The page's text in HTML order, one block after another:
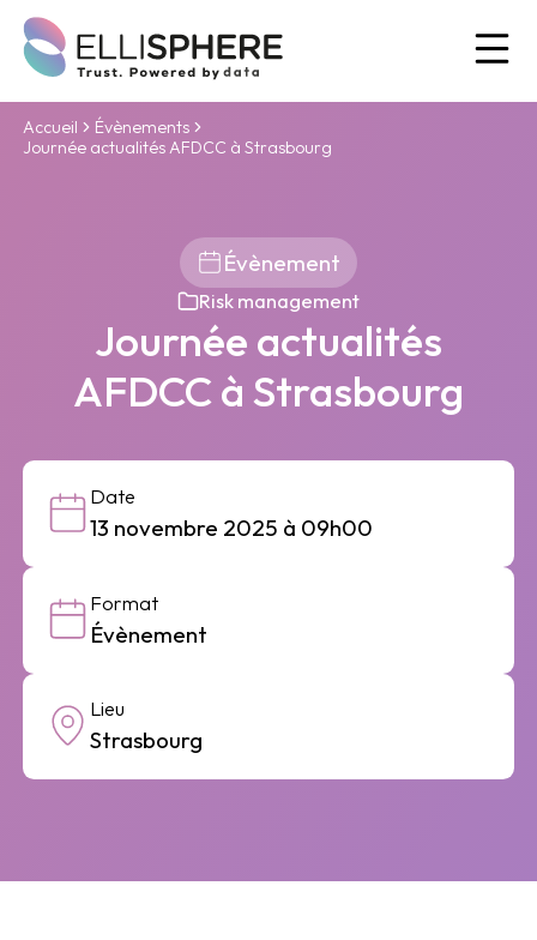
Accueil
Évènements
Journée actualités AFDCC à Strasbourg
Évènement
Risk management
Journée actualités
AFDCC à Strasbourg
Date
13 novembre 2025 à 09h00
Format
Évènement
Lieu
Strasbourg